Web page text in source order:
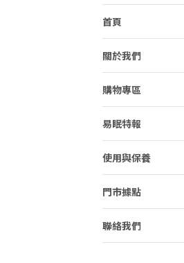
首頁
關於我們
購物專區
易眠特報
使用與保養
門市據點
聯絡我們